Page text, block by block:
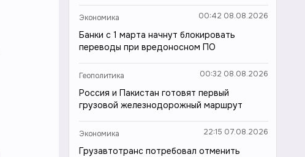
Экономика 00:42 08.08.2026
Банки с 1 марта начнут блокировать
переводы при вредоносном ПО
Геополитика 00:32 08.08.2026
Россия и Пакистан готовят первый
грузовой железнодорожный маршрут
Экономика 22:15 07.08.2026
Грузавтотранс потребовал отменить